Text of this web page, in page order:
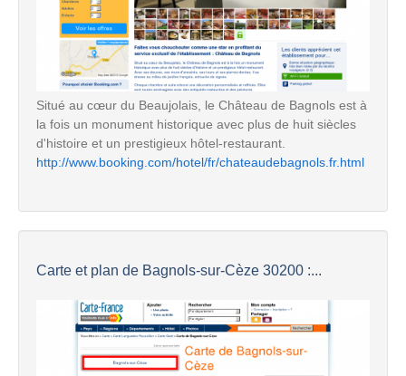
Situé au cœur du Beaujolais, le Château de Bagnols est à
la fois un monument historique avec plus de huit siècles
d'histoire et un prestigieux hôtel-restaurant.
http://www.booking.com/hotel/fr/chateaudebagnols.fr.html
Carte et plan de Bagnols-sur-Cèze 30200 :...